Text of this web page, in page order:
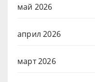
май 2026
април 2026
март 2026